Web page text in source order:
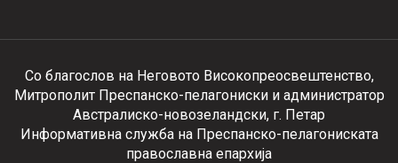
Со благослов на Неговото Високопреосвештенство,
Митрополит Преспанско-пелагониски и администратор
Австралиско-новозеландски, г. Петар
Информативна служба на Преспанско-пелагониската
православна епархија